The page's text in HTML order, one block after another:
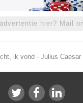
hier? Mail
ik vond - Julius Caesar